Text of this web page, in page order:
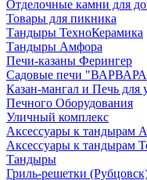
Отделочные камни для
Товары для пикника
Тандыры ТехноКерамика
Тандыры Амфора
Печи-казаны Ферингер
Садовые печи
Казан-мангал и Печь для
Печного Оборудования
Уличный комплекс
Аксессуары к тандырам
Аксессуары к тандырам
Тандыры
Гриль-решетки